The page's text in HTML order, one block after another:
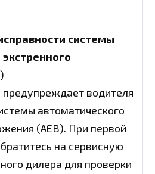
системы
предупреждает водителя
автоматического
(AEB). При первой
на сервисную
дилера для проверки